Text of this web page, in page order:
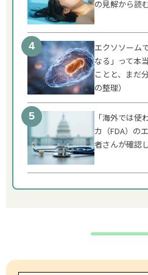
の見解から読
エクソソーム
なる」って本
ことと、まだ
の整理）
「海外では使
カ（FDA）の
者さんが確認